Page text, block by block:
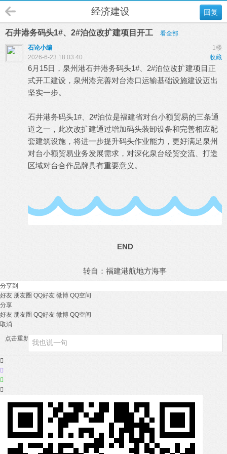
回复
经济建设
石井港务码头1#、2#泊位改扩建项目开工
看全部
1楼
石论小编
收藏
2026-6-23 18:03:40
6月15日，泉州港石井港务码头1#、2#泊位改扩建项目正
式开工建设，泉州港完善对台港口运输基础设施建设迈出
坚实一步。
石井港务码头1#、2#泊位是福建省对台小额贸易的三条通
道之一，此次改扩建通过增加码头装卸设备和完善相应配
套建筑设施，将进一步提升码头作业能力，更好满足泉州
对台小额贸易业务发展需求，对深化泉台经贸交流、打造
区域对台合作品牌具有重要意义。
END
转自：福建港航地方海事
分享到
好友 朋友圈 QQ好友 微博 QQ空间
分享
好友 朋友圈 QQ好友 微博 QQ空间
取消
点击重新加载



